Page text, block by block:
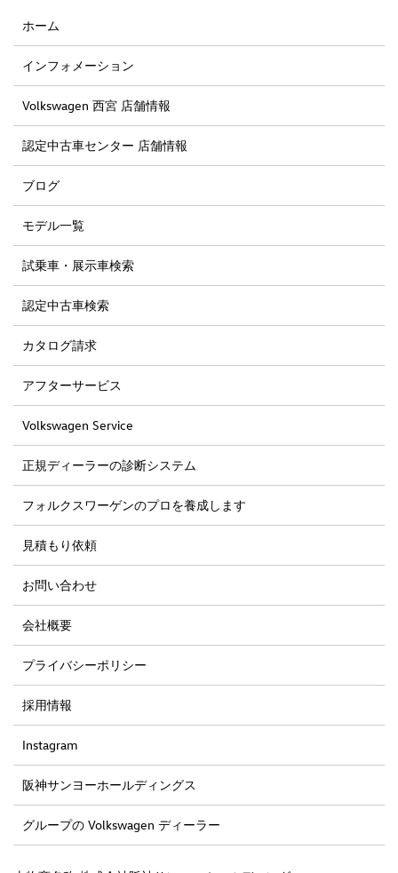
ホーム
インフォメーション
Volkswagen 西宮 店舗情報
認定中古車センター 店舗情報
ブログ
モデル一覧
試乗車・展示車検索
認定中古車検索
カタログ請求
アフターサービス
Volkswagen Service
正規ディーラーの診断システム
フォルクスワーゲンのプロを養成します
見積もり依頼
お問い合わせ
会社概要
プライバシーポリシー
採用情報
Instagram
阪神サンヨーホールディングス
グループの Volkswagen ディーラー